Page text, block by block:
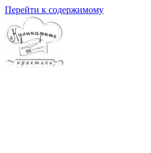
Перейти к содержимому